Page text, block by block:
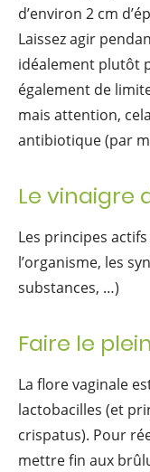
d’environ 2 cm
Laissez agir
idéalement plutôt
également de
mais attention,
antibiotique (par
Le vinaigre
Les principes
l’organisme, les
substances, …)
Faire le
La flore vaginale
lactobacilles (et
crispatus). Pour
mettre fin aux